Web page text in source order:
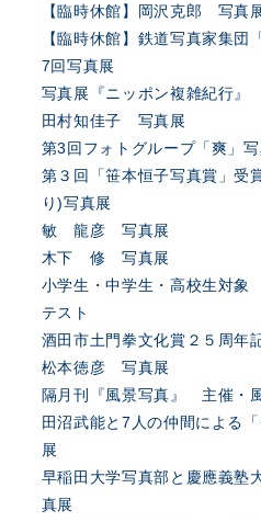
【臨時休館】岡沢克郎 写真
【臨時休館】鉄道写真家集
7回写真展
写真展『ニッポン複雑紀行』
田村知佳子 写真展
第3回フォトグループ「爽」写
第３回「笹本恒子写真賞」
り)写真展
敏 龍彦 写真展
木下 修 写真展
小学生・中学生・高校生対
テスト
酒田市土門拳文化賞２５周年
松本徳彦 写真展
隔月刊『風景写真』 主催・
田沼武能と7人の仲間による
展
早稲田大学写真部と慶應義塾
真展